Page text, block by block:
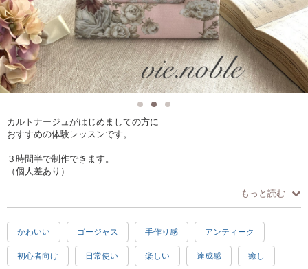
カルトナージュがはじめましての方に
おすすめの体験レッスンです。
３時間半で制作できます。
（個人差あり）
ペン立て
リボントレイ
フォトフレーム
よりお選びいただけます。
もっと読む
かわいい ゴージャス 手作り感 アンティーク
初心者向け 日常使い 楽しい 達成感 癒し